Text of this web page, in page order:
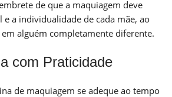
de que a maquiagem deve
e a individualidade de cada mãe, ao
alguém completamente diferente.
com Praticidade
de maquiagem se adeque ao tempo